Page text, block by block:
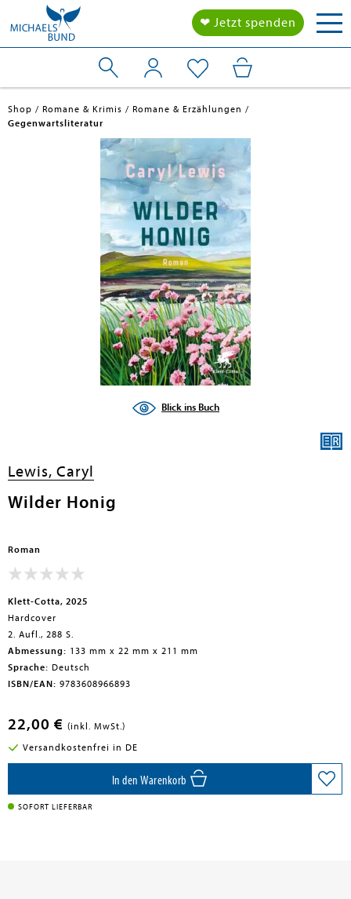
❤ Jetzt spenden
Shop Romane & Krimis
Romane & Erzählungen
Gegenwartsliteratur
Blick ins Buch
Lewis, Caryl
Wilder Honig
Roman
Klett-Cotta, 2025
Hardcover
2. Aufl., 288 S.
Abmessung: 133 mm x 22 mm x 211 mm
Sprache: Deutsch
ISBN/EAN: 9783608966893
22,00 € (inkl. MwSt.)
Versandkostenfrei in DE
In den Warenkorb
SOFORT LIEFERBAR